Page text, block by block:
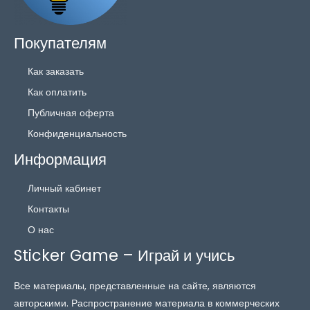
Покупателям
Как заказать
Как оплатить
Публичная оферта
Конфиденциальность
Информация
Личный кабинет
Контакты
О нас
Sticker Game – Играй и учись
Все материалы, представленные на сайте, являются
авторскими. Распространение материала в коммерческих